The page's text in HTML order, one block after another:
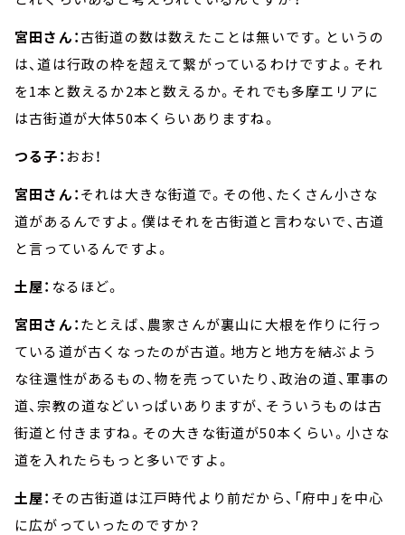
宮田さん：古街道の数は数えたことは無いです。というの
は、道は行政の枠を超えて繋がっているわけですよ。それ
を1本と数えるか2本と数えるか。それでも多摩エリアに
は古街道が大体50本くらいありますね。
つる子： おお！
宮田さん：それは大きな街道で。その他、たくさん小さな
道があるんですよ。僕はそれを古街道と言わないで、古道
と言っているんですよ。
土屋： なるほど。
宮田さん：たとえば、農家さんが裏山に大根を作りに行っ
ている道が古くなったのが古道。地方と地方を結ぶよう
な往還性があるもの、物を売っていたり、政治の道、軍事の
道、宗教の道などいっぱいありますが、そういうものは古
街道と付きますね。その大きな街道が50本くらい。小さな
道を入れたらもっと多いですよ。
土屋： その古街道は江戸時代より前だから、「府中」を中心
に広がっていったのですか？